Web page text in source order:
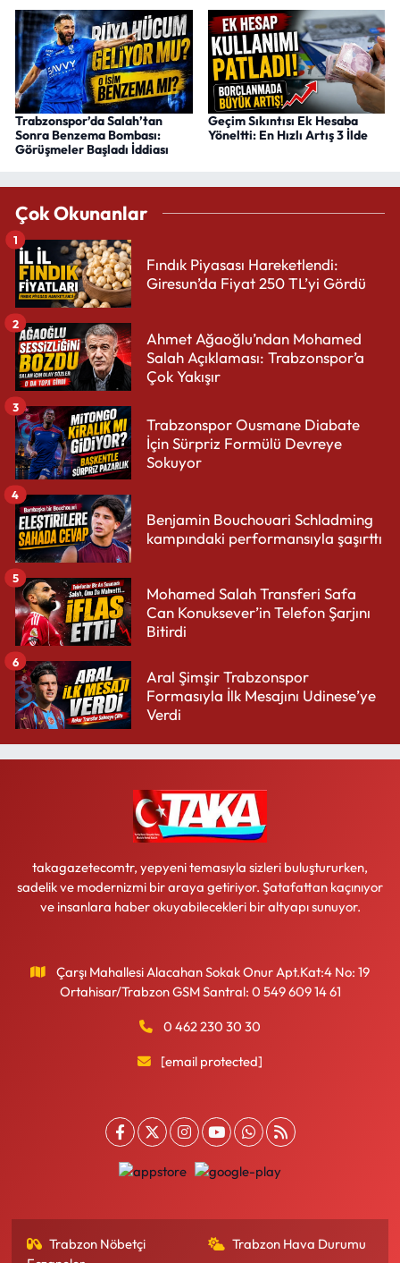
Trabzonspor’da Salah’tan
Sonra Benzema Bombası:
Görüşmeler Başladı İddiası
Geçim Sıkıntısı Ek Hesaba
Yöneltti: En Hızlı Artış 3 İlde
Çok Okunanlar
Fındık Piyasası Hareketlendi:
Giresun’da Fiyat 250 TL’yi Gördü
1
Ahmet Ağaoğlu’ndan Mohamed
Salah Açıklaması: Trabzonspor’a
Çok Yakışır
2
Trabzonspor Ousmane Diabate
İçin Sürpriz Formülü Devreye
Sokuyor
3
Benjamin Bouchouari Schladming
kampındaki performansıyla şaşırttı
4
Mohamed Salah Transferi Safa
Can Konuksever’in Telefon Şarjını
Bitirdi
5
Aral Şimşir Trabzonspor
Formasıyla İlk Mesajını Udinese’ye
Verdi
6
takagazetecomtr, yepyeni temasıyla sizleri buluştururken,
sadelik ve modernizmi bir araya getiriyor. Şatafattan kaçınıyor
ve insanlara haber okuyabilecekleri bir altyapı sunuyor.
Çarşı Mahallesi Alacahan Sokak Onur Apt.Kat:4 No: 19
Ortahisar/Trabzon GSM Santral: 0 549 609 14 61
0 462 230 30 30
[email protected]
Trabzon Nöbetçi
Trabzon Hava Durumu